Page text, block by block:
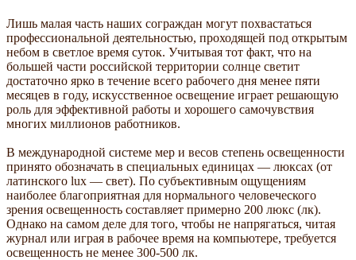
Лишь малая часть наших сограждан могут похвастаться
профессиональной деятельностью, проходящей под открытым
небом в светлое время суток. Учитывая тот факт, что на
большей части российской территории солнце светит
достаточно ярко в течение всего рабочего дня менее пяти
месяцев в году, искусственное освещение играет решающую
роль для эффективной работы и хорошего самочувствия
многих миллионов работников.
В международной системе мер и весов степень освещенности
принято обозначать в специальных единицах — люксах (от
латинского lux — свет). По субъективным ощущениям
наиболее благоприятная для нормального человеческого
зрения освещенность составляет примерно 200 люкс (лк).
Однако на самом деле для того, чтобы не напрягаться, читая
журнал или играя в рабочее время на компьютере, требуется
освещенность не менее 300-500 лк.